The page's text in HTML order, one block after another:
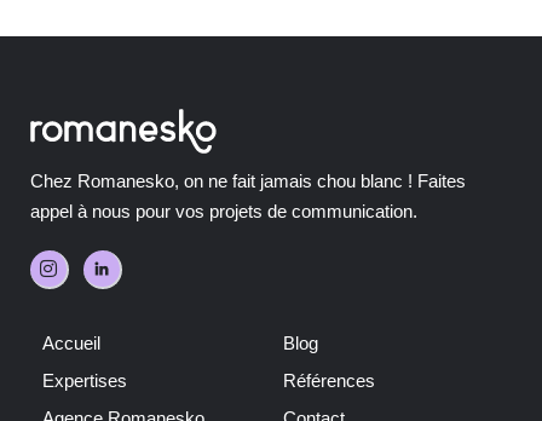
Chez Romanesko, on ne fait jamais chou blanc ! Faites
appel à nous pour vos projets de communication.
Accueil
Expertises
Blog
Références